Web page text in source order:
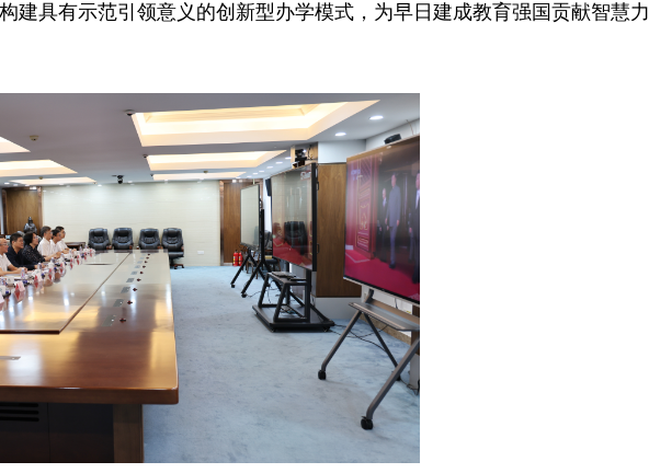
建具有示范引领意义的创新型办学模式，为早日建成教育强国贡献智慧力